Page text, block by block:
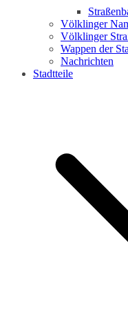
Völklinger
Völklinger
Wappen der
Nachrichten
Stadtteile